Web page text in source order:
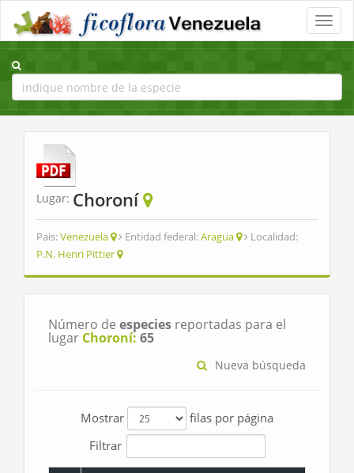
Toggle
Lugar: Choroní
Pais:Venezuela Entidad federal:Aragua
Localidad:
P.N. Henri Pittier
Número de especies reportadas para el
lugar Choroní: 65
Nueva búsqueda
Mostrar
filas por página
Filtrar